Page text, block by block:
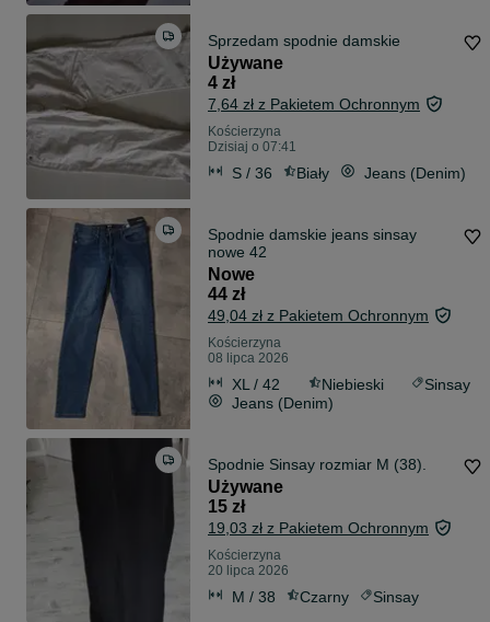
Sprzedam spodnie damskie
Używane
4 zł
7,64 zł z Pakietem Ochronnym
Kościerzyna
Dzisiaj o 07:41
S / 36 Biały Jeans (Denim)
Spodnie damskie jeans sinsay
nowe 42
Nowe
44 zł
49,04 zł z Pakietem Ochronnym
Kościerzyna
08 lipca 2026
XL / 42 Niebieski
Sinsay
Jeans (Denim)
Spodnie Sinsay rozmiar M (38).
Używane
15 zł
19,03 zł z Pakietem Ochronnym
Kościerzyna
20 lipca 2026
M / 38 Czarny Sinsay